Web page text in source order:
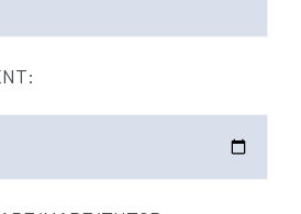
CONSELL ESPORTIU DE